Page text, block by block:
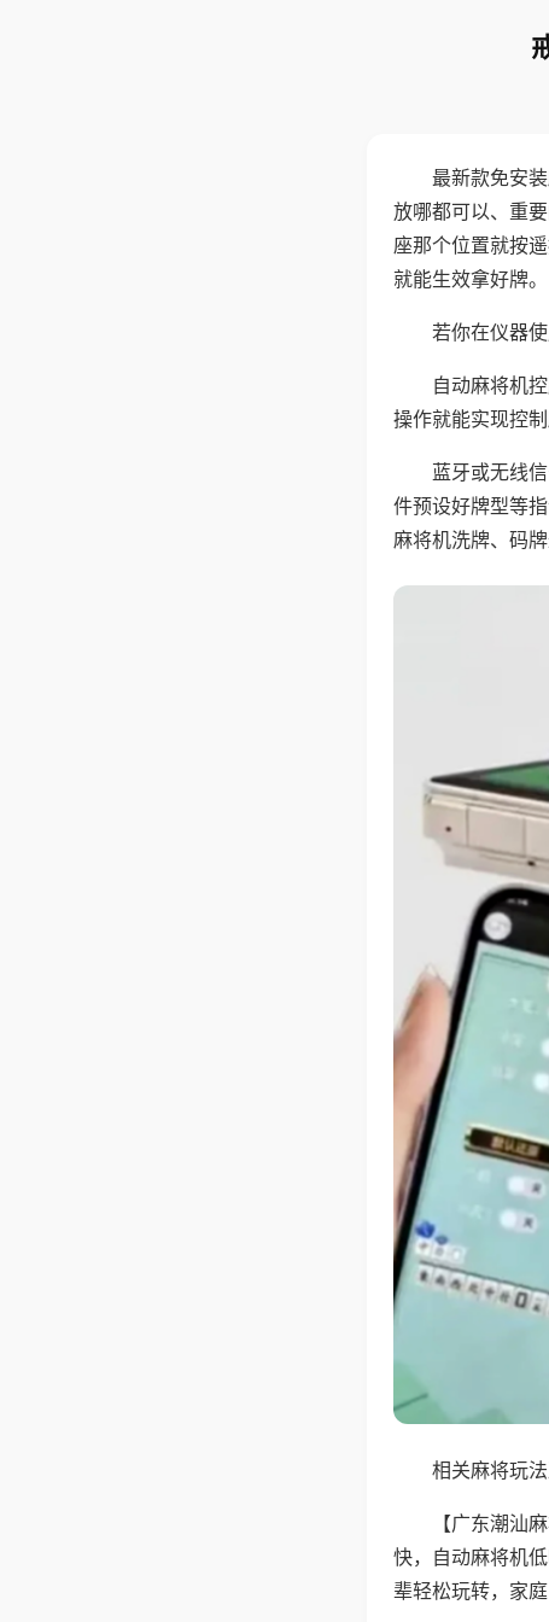
最新款免安
放哪都可以、重
座那个位置就按
就能生效拿好牌。
若你在仪器
自动麻将机
操作就能实现控
蓝牙或无线
件预设好牌型等
麻将机洗牌、码
相关麻将玩
【广东潮汕
快，自动麻将机
辈轻松玩转，家